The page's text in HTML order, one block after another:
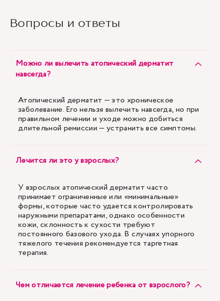
Вопросы и ответы
Можно ли вылечить атопический дерматит
навсегда?
Атопический дерматит — это хроническое
заболевание. Его нельзя вылечить навсегда, но при
правильном лечении и уходе можно добиться
длительной ремиссии — устранить все симптомы.
Лечится ли это у взрослых?
У взрослых атопический дерматит часто
принимает ограниченные или «минимальные»
формы, которые часто удается контролировать
наружными препаратами, однако особенности
кожи, склонность к сухости требуют
постоянного базового ухода. В случаях упорного
тяжелого течения рекомендуется таргетная
терапия.
Чем отличается лечение ребенка от взрослого?